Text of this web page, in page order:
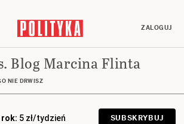
ZALOGUJ
Blog Marcina Flinta
NIE DRWISZ
rok: 5 zł/tydzień SUBSKRYBUJ